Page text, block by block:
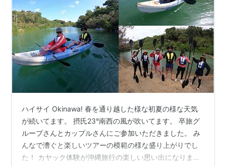
ハイサイ Okinawa! 春を通り越した様な初夏の様な天気
が続いてます。 摂氏23°南西の風が吹いてます。 卒旅グ
ループさんとカップルさんにご参加いただきました。 み
んなで漕ぐと楽しいツアーの模範の様な盛り上がりでし
た！ カヤック体験が沖縄旅行の楽しい思い出になります